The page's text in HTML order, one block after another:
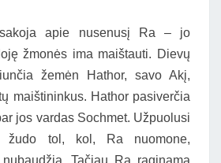
apie nusenusį Ra – jo
žmonės ima maištauti. Dievų
žemėn Hathor, savo Akį,
maištininkus. Hathor pasiverčia
jos vardas Sochmet. Užpuolusi
žudo tol, kol, Ra nuomone,
Tačiau Ra raginama